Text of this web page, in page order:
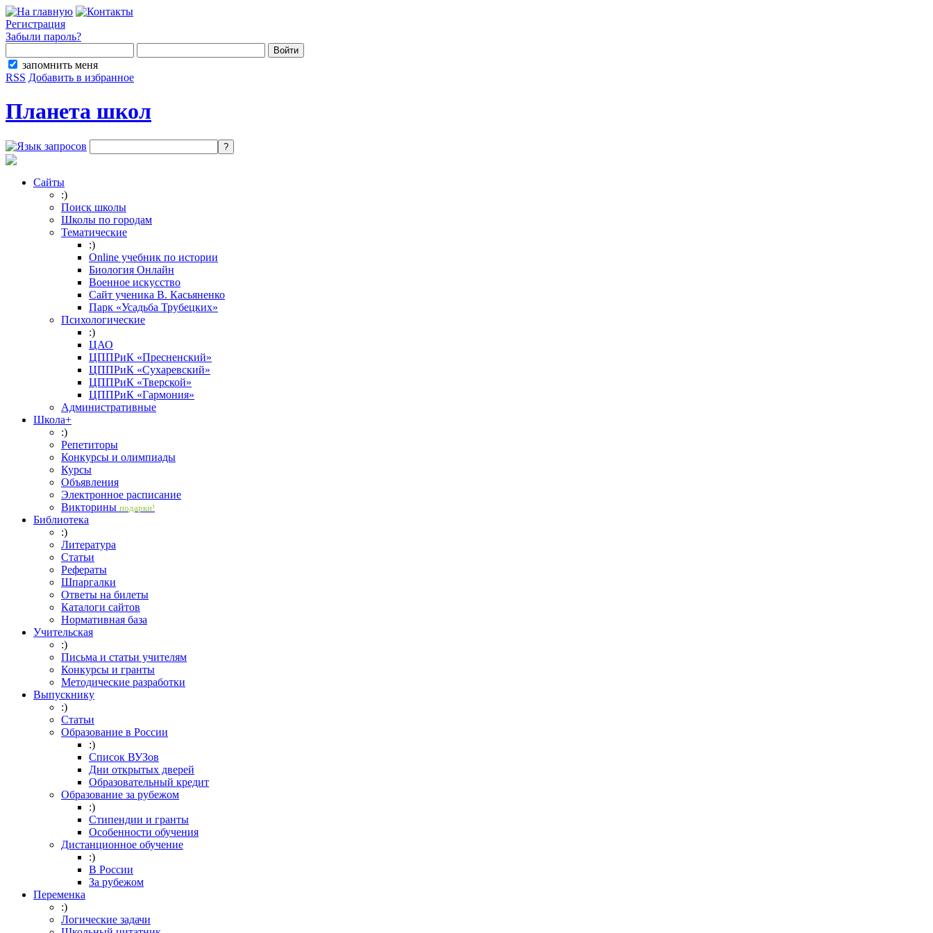
Регистрация
Забыли пароль?
запомнить меня
RSS Добавить в избранное
Планета школ
Сайты
:)
Поиск школы
Школы по городам
Тематические
:)
Online учебник по истории
Биология Онлайн
Военное искусство
Cайт ученика В. Касьяненко
Парк «Усадьба Трубецких»
Психологические
:)
ЦАО
ЦППРиК «Пресненский»
ЦППРиК «Сухаревский»
ЦППРиК «Тверской»
ЦППРиК «Гармония»
Административные
Школа+
:)
Репетиторы
Конкурсы и олимпиады
Курсы
Объявления
Электронное расписание
Викторины подарки!
Библиотека
:)
Литература
Статьи
Рефераты
Шпаргалки
Ответы на билеты
Каталоги сайтов
Нормативная база
Учительская
:)
Письма и статьи учителям
Конкурсы и гранты
Методические разработки
Выпускнику
:)
Статьи
Образование в России
:)
Список ВУЗов
Дни открытых дверей
Образовательный кредит
Образование за рубежом
:)
Стипендии и гранты
Особенности обучения
Дистанционное обучение
:)
В России
За рубежом
Переменка
:)
Логические задачи